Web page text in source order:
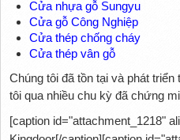
Cửa nhựa gỗ Sungyu
Cửa gỗ Công Nghiệp
Cửa thép chống cháy
Cửa thép vân gỗ
Chúng tôi đã tồn tại và phát
tôi qua nhiều chu kỳ đã chứng
[caption id="attachment_1218"